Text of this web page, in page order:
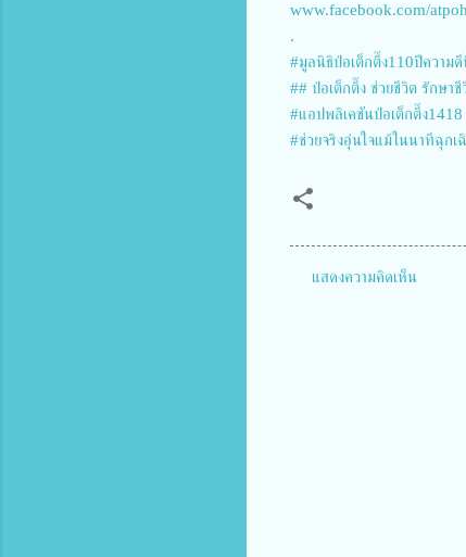
www.facebook.com/
.
#มูลนิธิป่อเต็กตึ๊ง110ปีความ
## ป่อเต็กตึ๊ง ช่วยชีวิต รักษา
#แอปพลิเคชันป่อเต็กตึ๊ง1418
#ช่วยจริงอุ่นใจแม้ในนาทีฉุกเ
แสดงความคิดเห็น